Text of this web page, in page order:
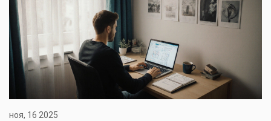
ноя, 16 2025